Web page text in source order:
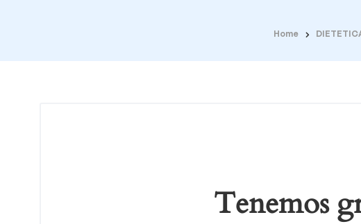
Home
Tenemos